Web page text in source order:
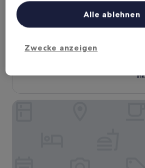
Angel & Royal Hotel
Angel & Royal Hotel
3.5-
Unterkunft
9.2
Wunderbar,
9,2/10 Wunderbar (391 Bewertungen)
Zwecke anzeigen
Alle ablehnen